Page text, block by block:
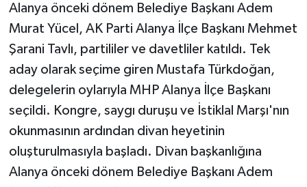
Alanya önceki dönem Belediye Başkanı Adem
Murat Yücel, AK Parti Alanya İlçe Başkanı Mehmet
Şarani Tavlı, partililer ve davetliler katıldı. Tek
aday olarak seçime giren Mustafa Türkdoğan,
delegelerin oylarıyla MHP Alanya İlçe Başkanı
seçildi. Kongre, saygı duruşu ve İstiklal Marşı'nın
okunmasının ardından divan heyetinin
oluşturulmasıyla başladı. Divan başkanlığına
Alanya önceki dönem Belediye Başkanı Adem